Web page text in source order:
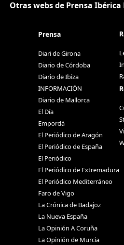
Otras webs de Prensa Ibérica
Prensa
Diari de Girona
Diario de Córdoba
Diario de Ibiza
INFORMACIÓN
Diario de Mallorca
El Día
Empordà
El Periódico de Aragón
El Periódico de España
El Periódico
El Periódico de Extremadura
El Periódico Mediterráneo
Faro de Vigo
La Crónica de Badajoz
La Nueva España
La Opinión A Coruña
La Opinión de Murcia